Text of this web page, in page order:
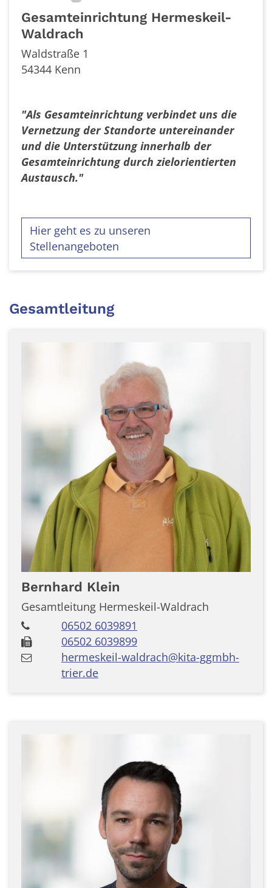
Gesamteinrichtung Hermeskeil-
Waldrach
Waldstraße 1
54344 Kenn
"Als Gesamteinrichtung verbindet uns die
Vernetzung der Standorte untereinander
und die Unterstützung innerhalb der
Gesamteinrichtung durch zielorientierten
Austausch."
Hier geht es zu unseren
Stellenangeboten
Gesamtleitung
Bernhard Klein
Gesamtleitung Hermeskeil-Waldrach
06502 6039891
06502 6039899
hermeskeil-waldrach@kita-ggmbh-
trier.de